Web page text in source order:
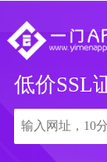
低价SSL